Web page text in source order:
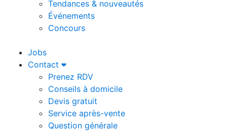
Tendances & nouveautés
Événements
Concours
Jobs
Contact
Prenez RDV
Conseils à domicile
Devis gratuit
Service après-vente
Question générale